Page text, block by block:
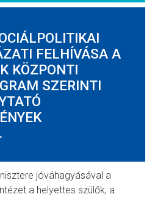
FELHÍVÁSA A
KÖZPONTI
SZERINTI
jóváhagyásával a
a helyettes szülők, a